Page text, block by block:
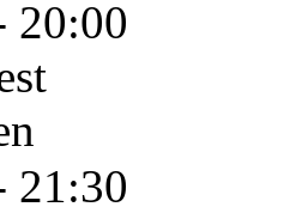
20:00
21:30